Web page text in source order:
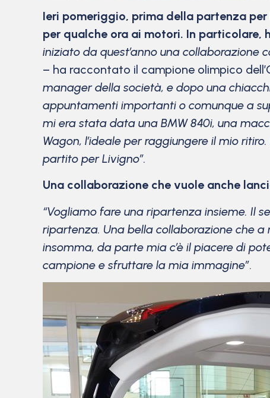
Ieri pomeriggio, prima della partenza
per qualche ora ai motori. In
iniziato da quest’anno una collaborazione
– ha raccontato il campione olimpico
manager della società, e dopo una
appuntamenti importanti o comunque a
mi era stata data una BMW 840i, una
Wagon, l’ideale per raggiungere il mio
partito per Livigno”.
Una collaborazione che vuole anche
“Vogliamo fare una ripartenza insieme. Il
ripartenza. Una bella collaborazione che
insomma, da parte mia c’è il piacere di
campione e sfruttare la mia immagine”.